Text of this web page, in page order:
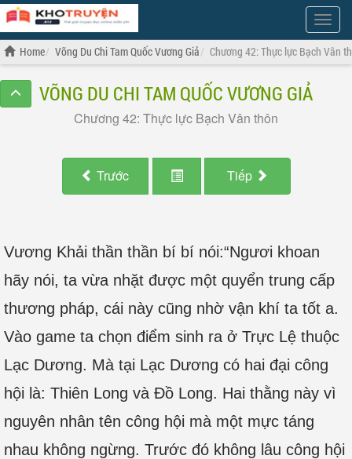
Show
Menu
Home Võng Du Chi Tam Quốc Vương Giả Chương 42: Thực lực Bạch Vân
VÕNG DU CHI TAM QUỐC VƯƠNG GIẢ
Chương 42: Thực lực Bạch Vân thôn
Trước Tiếp
Vương Khải thần thần bí bí nói:“Ngươi khoan
hãy nói, ta vừa nhặt được một quyển trung cấp
thương pháp, cái này cũng nhờ vận khí ta tốt a.
Vào game ta chọn điểm sinh ra ở Trực Lệ thuộc
Lạc Dương. Mà tại Lạc Dương có hai đại công
hội là: Thiên Long và Đồ Long. Hai thằng này vì
nguyên nhân tên công hội mà một mực táng
nhau không ngừng. Trước đó không lâu công hội